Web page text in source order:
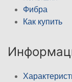
Фибра
Как купить